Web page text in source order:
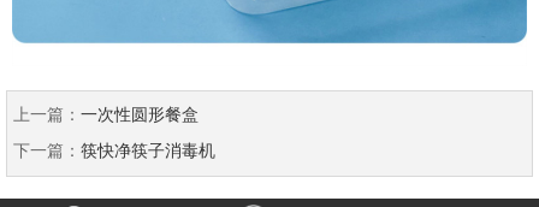
上一篇： 一次性圆形餐盒
下一篇： 筷快净筷子消毒机